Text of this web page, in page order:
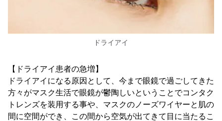
ドライアイ
【ドライアイ患者の急増】
ドライアイになる原因として、今まで眼鏡で過ごしてきた
方々がマスク生活で眼鏡が鬱陶しいということでコンタク
トレンズを装用する事や、マスクのノーズワイヤーと肌の
間に空間ができ、この間から空気が出てきて目に当たるこ